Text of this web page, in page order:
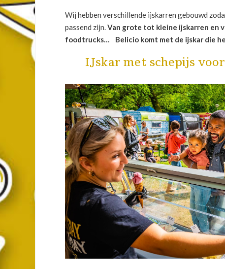
Wij hebben verschillende ijskarren gebouwd
passend zijn.Van grote tot kleine ijskarren en
foodtrucks… Belicio komt met de ijskar die
IJskar met schepijs